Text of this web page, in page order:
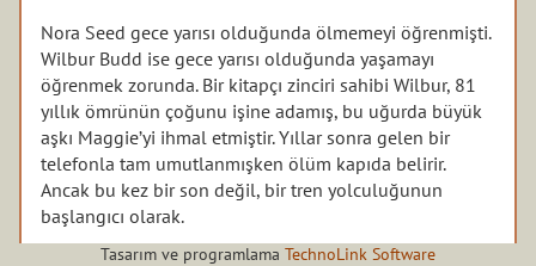
Nora Seed gece yarısı olduğunda ölmemeyi öğrenmişti.
Wilbur Budd ise gece yarısı olduğunda yaşamayı
öğrenmek zorunda. Bir kitapçı zinciri sahibi Wilbur, 81
yıllık ömrünün çoğunu işine adamış, bu uğurda büyük
aşkı Maggie’yi ihmal etmiştir. Yıllar sonra gelen bir
telefonla tam umutlanmışken ölüm kapıda belirir.
Ancak bu kez bir son değil, bir tren yolculuğunun
başlangıcı olarak.
Wilbur bu trenle geçmişine, hayatının en karanlık ve en
Tasarım ve programlama TechnoLink Software